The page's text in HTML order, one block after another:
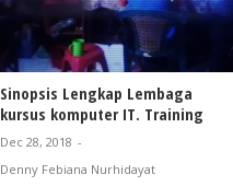
Sinopsis Lengkap Lembaga
kursus komputer IT. Training
Dec 28, 2018 -
Denny Febiana Nurhidayat